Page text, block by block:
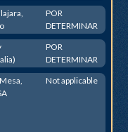
POR
DETERMINAR
POR
DETERMINAR
Not applicable